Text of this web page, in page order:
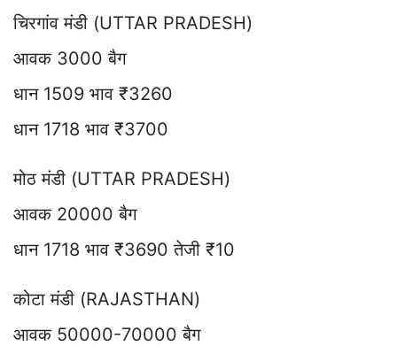
चिरगांव मंडी (UTTAR PRADESH)
आवक 3000 बैग
धान 1509 भाव ₹3260
धान 1718 भाव ₹3700
मोठ मंडी (UTTAR PRADESH)
आवक 20000 बैग
धान 1718 भाव ₹3690 तेजी ₹10
कोटा मंडी (RAJASTHAN)
आवक 50000-70000 बैग